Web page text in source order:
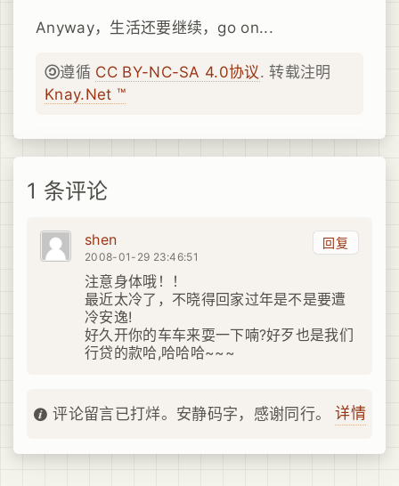
Anyway，生活还要继续，go on...
遵循 CC BY-NC-SA 4.0协议. 转载注明
Knay.Net ™
1 条评论
回复
shen
2008-01-29 23:46:51
注意身体哦！！
最近太冷了，不晓得回家过年是不是要遭
冷安逸!
好久开你的车车来耍一下喃?好歹也是我们
行贷的款哈,哈哈哈~~~
评论留言已打烊。安静码字，感谢同行。 详情